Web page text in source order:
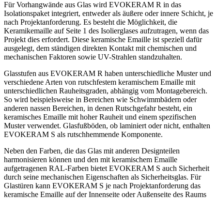
Für Vorhangwände aus Glas wird EVOKERAM R in das
Isolationspaket integriert, entweder als äußere oder innere Schicht, je
nach Projektanforderung. Es besteht die Möglichkeit, die
Keramikemaille auf Seite 1 des Isolierglases aufzutragen, wenn das
Projekt dies erfordert. Diese keramische Emaille ist speziell dafür
ausgelegt, dem ständigen direkten Kontakt mit chemischen und
mechanischen Faktoren sowie UV-Strahlen standzuhalten.
Glasstufen aus EVOKERAM R haben unterschiedliche Muster und
verschiedene Arten von rutschfestem keramischem Emaille mit
unterschiedlichen Rauheitsgraden, abhängig vom Montagebereich.
So wird beispielsweise in Bereichen wie Schwimmbädern oder
anderen nassen Bereichen, in denen Rutschgefahr besteht, ein
keramisches Emaille mit hoher Rauheit und einem spezifischen
Muster verwendet. Glasfußböden, ob laminiert oder nicht, enthalten
EVOKERAM S als rutschhemmende Komponente.
Neben den Farben, die das Glas mit anderen Designteilen
harmonisieren können und den mit keramischem Emaille
aufgetragenen RAL-Farben bietet EVOKERAM S auch Sicherheit
durch seine mechanischen Eigenschaften als Sicherheitsglas. Für
Glastüren kann EVOKERAM S je nach Projektanforderung das
keramische Emaille auf der Innenseite oder Außenseite des Raums